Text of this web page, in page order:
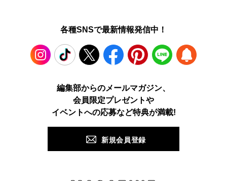
各種SNSで最新情報発信中！
TikTok X Facebook Pinterest LINE
編集部からのメールマガジン、
会員限定プレゼントや
イベントへの応募など特典が満載!
新規会員登録